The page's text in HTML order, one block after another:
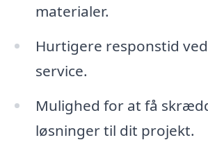
materialer.
Hurtigere responstid
service.
Mulighed for at få
løsninger til dit projekt.